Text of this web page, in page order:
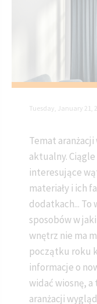
Tuesday, January 21,
Temat
aktualny.
interesujące
materiały i ich
dodatkach... To
sposobów w
wnętrz nie ma
początku roku
informacje o
widać wiosnę, a
aranżacji